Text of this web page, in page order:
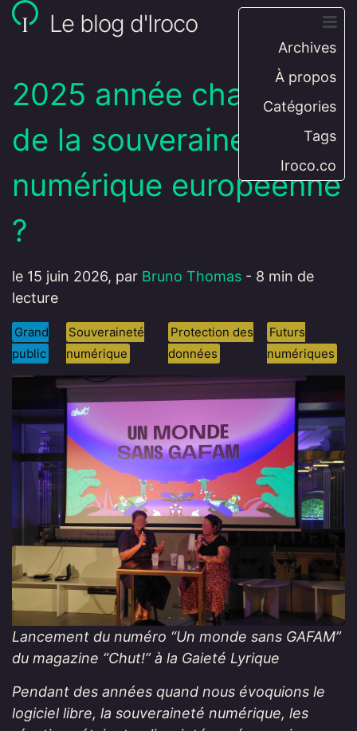
Le blog d'Iroco
Archives
À propos
Catégories
Tags
Iroco.co
2025 année charnière
de la souveraineté
numérique européenne
?
le 15 juin 2026, par Bruno Thomas - 8 min de
lecture
Grand
public
Souveraineté
numérique
Protection des
données
Futurs
numériques
Lancement du numéro “Un monde sans GAFAM”
du magazine “Chut!” à la Gaieté Lyrique
Pendant des années quand nous évoquions le
logiciel libre, la souveraineté numérique, les